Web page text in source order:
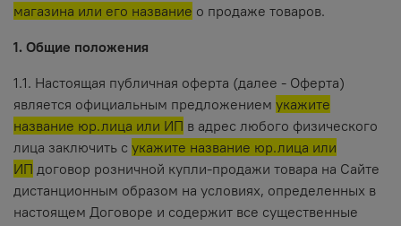
магазина или его название о продаже товаров.
1. Общие положения
1.1. Настоящая публичная оферта (далее - Оферта)
является официальным предложением укажите
название юр.лица или ИП в адрес любого физического
лица заключить с укажите название юр.лица или
ИП договор розничной купли-продажи товара на Сайте
дистанционным образом на условиях, определенных в
настоящем Договоре и содержит все существенные